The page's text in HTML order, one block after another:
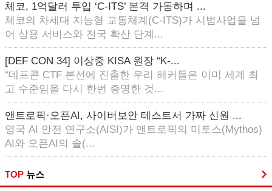
체코, 1억달러 투입 ‘C-ITS’ 본격 가동하며 ...
체코의 차세대 지능형 교통체계(C-ITS)가 시범사업을 넘
어 상용 서비스와 전국 확산 단계...
[DEF CON 34] 이상중 KISA 원장 “K-...
“데프콘 CTF 본선에 진출한 우리 해커들은 이미 세계 최
고 수준임을 다시 한번 증명한 것...
앤트로픽·오픈AI, 사이버보안 테스트서 가짜 신원 ...
영국 AI 안전 연구소(AISI)가 앤트로픽의 미토스(Mythos)
AI와 오픈AI의 솔(...
TOP 뉴스